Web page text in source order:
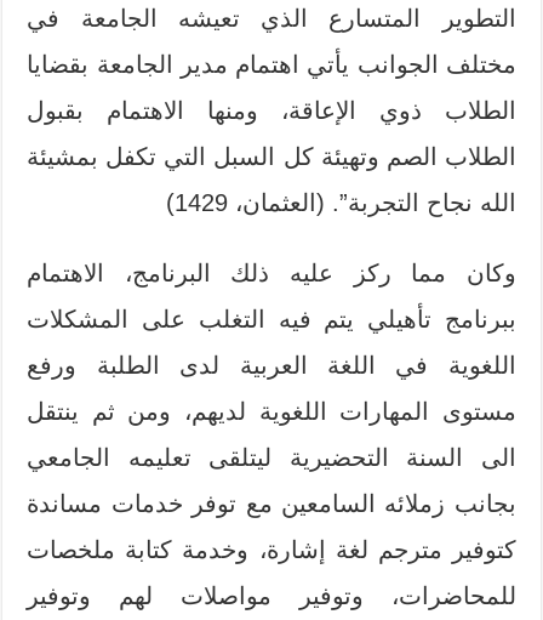
التطوير المتسارع الذي تعيشه الجامعة في
مختلف الجوانب يأتي اهتمام مدير الجامعة بقضايا
الطلاب ذوي الإعاقة، ومنها الاهتمام بقبول
الطلاب الصم وتهيئة كل السبل التي تكفل بمشيئة
الله نجاح التجربة”. (العثمان، 1429)
وكان مما ركز عليه ذلك البرنامج، الاهتمام
ببرنامج تأهيلي يتم فيه التغلب على المشكلات
اللغوية في اللغة العربية لدى الطلبة ورفع
مستوى المهارات اللغوية لديهم، ومن ثم ينتقل
الى السنة التحضيرية ليتلقى تعليمه الجامعي
بجانب زملائه السامعين مع توفر خدمات مساندة
كتوفير مترجم لغة إشارة، وخدمة كتابة ملخصات
للمحاضرات، وتوفير مواصلات لهم وتوفير